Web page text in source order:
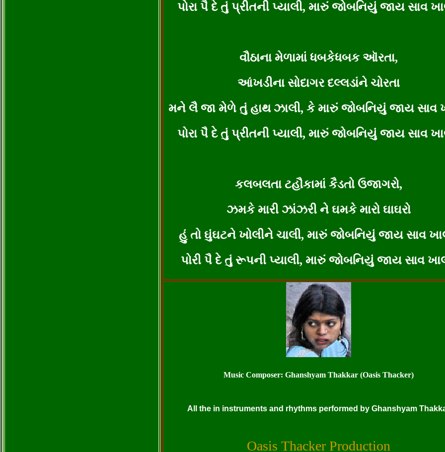
પોરા પૈ દે તું પ્રીતની પ્યાલી, મારું જોબનિયું જાય સાવ
વૌઠાના મેળામાં ધબકેધબક ઑરતા,
આંખડીના સોદાગર દલ્લડાંને ચોરતા
મને લૈ જા મેળે તું હાથ ઝાલી, કે મારું જોબનિયું જાય સાવ
પોરા પૈ દે તું પ્રીતની પ્યાલી, મારું જોબનિયું જાય સાવ
કલબલતા ટહૌકામાં કૈડતો ઉજાગરો,
ઝમકે મારી ઝાંઝરી ને ઘમકે મારો ઘાઘરો
હું તો ઘુંઘટને ખોલીને ચાલી, મારું જોબનિયું જાય સાવ
પોરી પૈ દે તું રૂપની પ્યાલી, મારું જોબનિયું જાય સાવ
Music Composer: Ghanshyam Thakkar (Oasis Thacker)
All the in instruments and rhythms performed by Ghanshyam
Oasis Thacker Production